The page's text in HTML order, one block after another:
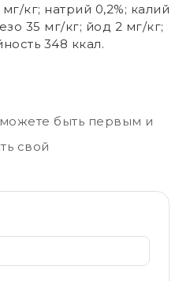
кг; натрий 0,2%; калий
35 мг/кг; йод 2 мг/кг;
348 ккал.
быть первым и
свой